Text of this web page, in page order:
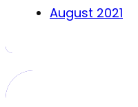
August 2021